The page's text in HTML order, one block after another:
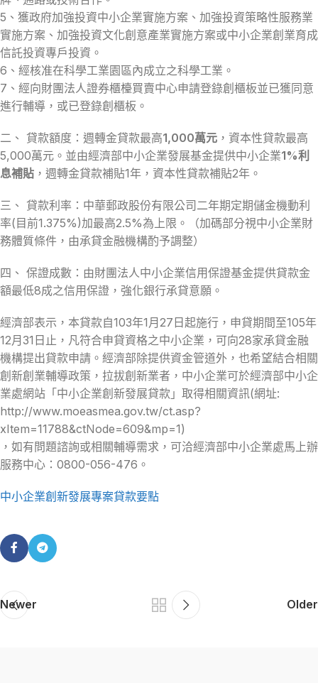
5、獲政府加強投資中小企業實施方案、加強投資策略性服務業
實施方案、加強投資文化創意產業實施方案或中小企業創業育成
信託投資專戶投資。
6、經核准在科學工業園區內成立之科學工業。
7、經向財團法人證券櫃檯買賣中心申請登錄創櫃板並已獲同意
進行輔導，或已登錄創櫃板。
二、 貸款額度：週轉金貸款最高1,000萬元 ，資本性貸款最高
5,000萬元。並由經濟部中小企業發展基金提供中小企業1%利
息補貼 ，週轉金貸款補貼1年，資本性貸款補貼2年。
三、 貸款利率：中華郵政股份有限公司二年期定期儲金機動利
率(目前1.375%)加最高2.5%為上限。（加碼部分視中小企業財
務體質條件，由承貸金融機構酌予調整）
四、 保證成數：由財團法人中小企業信用保證基金提供貸款金
額最低8成之信用保證，強化銀行承貸意願。
經濟部表示，本貸款自103年1月27日起施行，申貸期間至105年
12月31日止，凡符合申貸資格之中小企業，可向28家承貸金融
機構提出貸款申請。經濟部除提供資金管道外，也希望結合相關
創新創業輔導政策，拉拔創新業者，中小企業可於經濟部中小企
業處網站「中小企業創新發展貸款」取得相關資訊(網址:
http://www.moeasmea.gov.tw/ct.asp?
xItem=11788&ctNode=609&mp=1)
，如有問題諮詢或相關輔導需求，可洽經濟部中小企業處馬上辦
服務中心：0800-056-476。
中小企業創新發展專案貸款要點
Newer Older